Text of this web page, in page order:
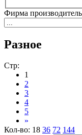
Фирма производитель
Разное
Стр:
1
2
3
4
5
»
Кол-во: 18 36 72 144